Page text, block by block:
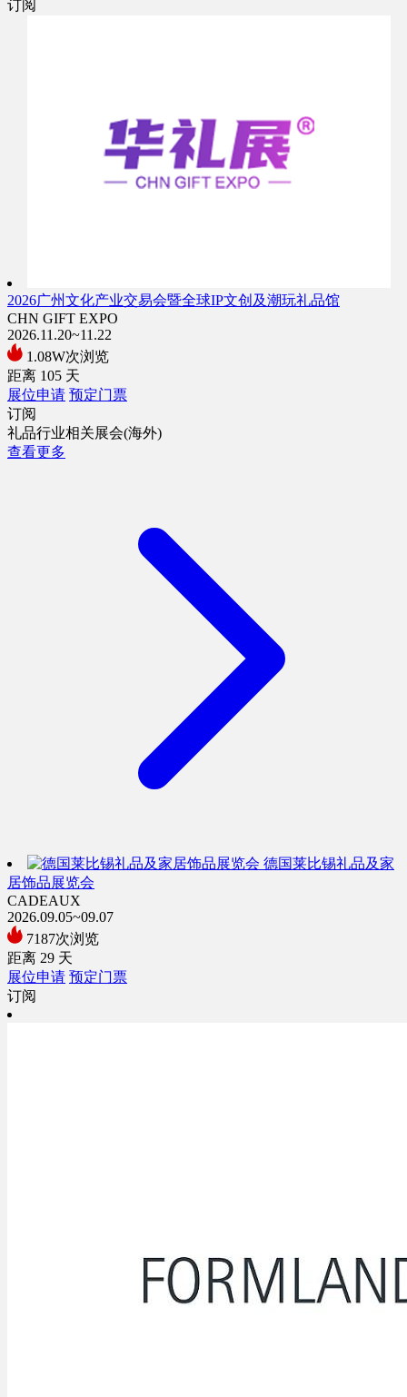
订阅
2026广州文化产业交易会暨全球IP文创及潮玩礼品馆
CHN GIFT EXPO
2026.11.20~11.22
1.08W次浏览
距离 105 天
展位申请 预定门票
订阅
礼品行业相关展会(海外)
查看更多
德国莱比锡礼品及家
居饰品展览会
CADEAUX
2026.09.05~09.07
7187次浏览
距离 29 天
展位申请 预定门票
订阅